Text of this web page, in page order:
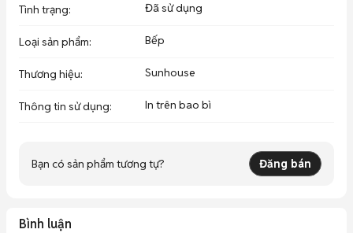
Tình trạng: Đã sử dụng
Loại sản phẩm: Bếp
Thương hiệu: Sunhouse
Thông tin sử dụng: In trên bao bì
Bạn có sản phẩm tương tự? Đăng bán
Bình luận